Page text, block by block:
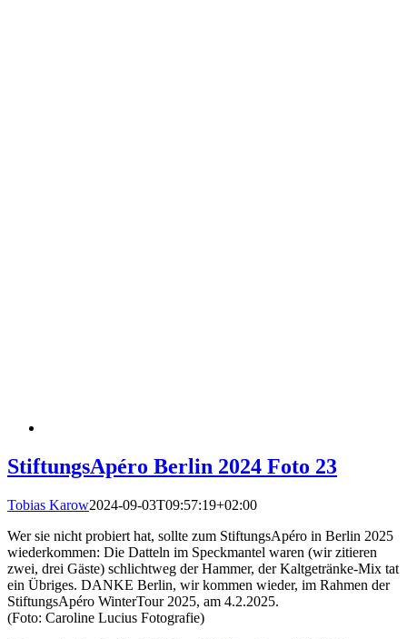
StiftungsApéro Berlin 2024 Foto 23
Tobias Karow2024-09-03T09:57:19+02:00
Wer sie nicht probiert hat, sollte zum StiftungsApéro in Berlin 2025
wiederkommen: Die Datteln im Speckmantel waren (wir zitieren
zwei, drei Gäste) schlichtweg der Hammer, der Kaltgetränke-Mix tat
ein Übriges. DANKE Berlin, wir kommen wieder, im Rahmen der
StiftungsApéro WinterTour 2025, am 4.2.2025.
(Foto: Caroline Lucius Fotografie)